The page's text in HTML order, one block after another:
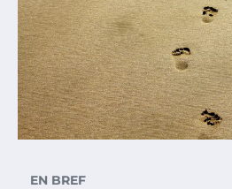
EN BREF